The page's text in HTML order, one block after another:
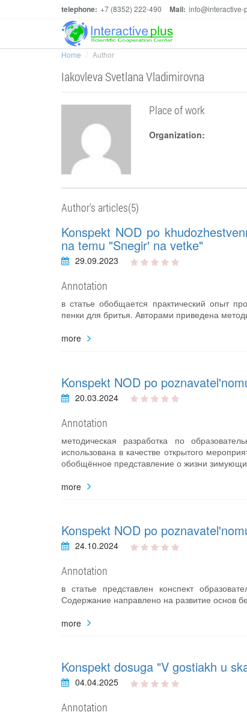
telephone: +7 (8352) 222-490 Mail: info@interactive-
Home Author
Iakovleva Svetlana Vladimirovna
Place of work
Organization:
Author's articles(5)
Konspekt NOD po
na temu "Snegir' na vetke"
29.09.2023
Annotation
в статье обобщается практический опыт
пенки для бритья. Авторами приведена
more
Konspekt NOD po
20.03.2024
Annotation
методическая разработка по
использована в качестве открытого
обобщённое представление о жизни
more
Konspekt NOD po
24.10.2024
Annotation
в статье представлен конспект
Содержание направлено на развитие основ
more
Konspekt dosuga "V gostiakh u
04.04.2025
Annotation